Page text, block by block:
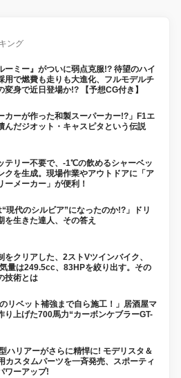
ング
ーミー』がついに弱点克服!? 待望のハイ
用で燃費も走りも大進化、フルモデルチ
変身で近日登場か!? 【予想CG付き】
カーが作った和製スーパーカー!?」F1エ
んだジオット・キャスピタという伝説
テリー不要で、-1℃の飲めるシャーベッ
クを生成。現場作業やアウトドアに「ア
ーメーカー」が便利！
“現代のシルビア”になったのか!?」ドリ
を生きた達人、その答え
をクリアした、2ストVツインバイク、
量は249.5cc、83HPを絞り出す。その
技術とは
のリベット補強まで自ら施工！」居酒屋マ
り上げた700馬力“カーボンケブラーGT-
ハリアーがさらに精悍に! モデリスタ＆
カスタムパーツを一斉発売、スポーティ
ワーアップ!